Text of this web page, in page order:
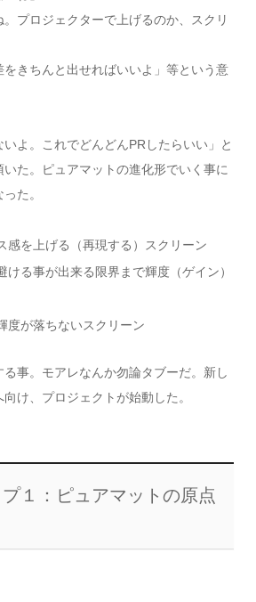
。プロジェクターで上げるのか、スクリ
をきちんと出せればいいよ」等という意
よ。これでどんどんPRしたらいい」と
た。ピュアマットの進化形でいく事に
た。
感を上げる（再現する）スクリーン
ける事が出来る限界まで輝度（ゲイン）
度が落ちないスクリーン
事。モアレなんか勿論タブーだ。新し
け、プロジェクトが始動した。
１：ピュアマットの原点